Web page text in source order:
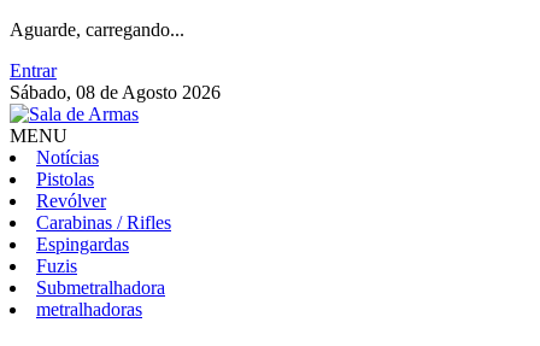
Aguarde, carregando...
Entrar
Sábado, 08 de Agosto 2026
MENU
Notícias
Pistolas
Revólver
Carabinas / Rifles
Espingardas
Fuzis
Submetralhadora
metralhadoras